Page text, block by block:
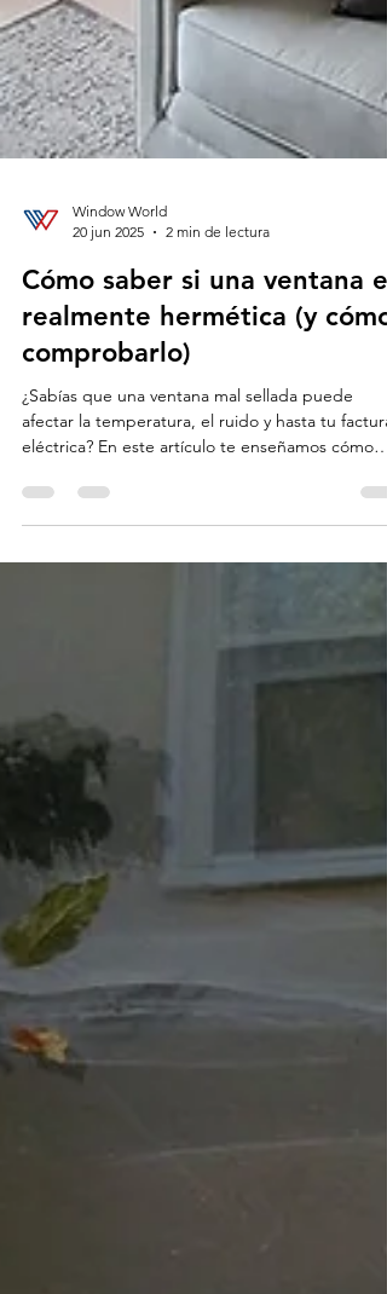
20 jun 2025
2 min de lectura
Cómo saber si una ventana es
realmente hermética (y cómo
comprobarlo)
¿Sabías que una ventana mal sellada puede
eléctrica? En este artículo te enseñamos cómo
detectar si una ventana es hermética con